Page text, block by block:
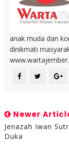
anak muda dan
dinikmati
Newer
Jenazah Iwan
Duka